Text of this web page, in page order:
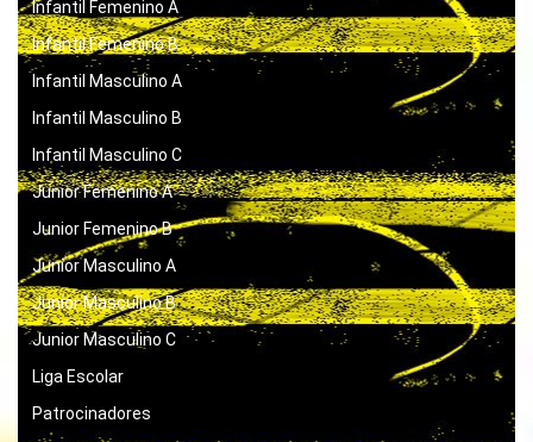
Infantil Femenino A
Infantil Femenino B
Infantil Masculino A
Infantil Masculino B
Infantil Masculino C
Junior Femenino A
Junior Femenino B
Junior Masculino A
Junior Masculino B
Junior Masculino C
Liga Escolar
Patrocinadores